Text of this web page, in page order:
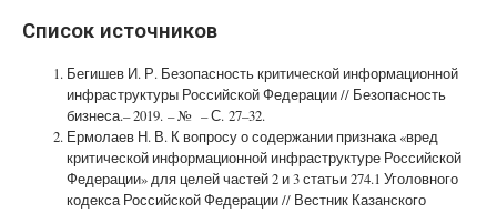
Список источников
Бегишев И. Р. Безопасность критической информационной
инфраструктуры Российской Федерации // Безопасность
бизнеса.– 2019. – № – С. 27–32.
Ермолаев Н. В. К вопросу о содержании признака «вред
критической информационной инфраструктуре Российской
Федерации» для целей частей 2 и 3 статьи 274.1 Уголовного
кодекса Российской Федерации // Вестник Казанского